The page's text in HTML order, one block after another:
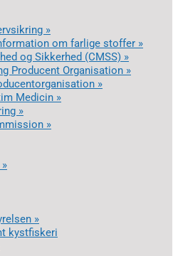
»
om farlige stoffer »
og Sikkerhed (CMSS) »
Producent Organisation »
»
Medicin »
»
»
»
kystfiskeri